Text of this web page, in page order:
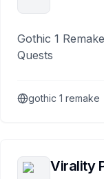
Gothic 1
Quests
gothic 1 remake
Virality